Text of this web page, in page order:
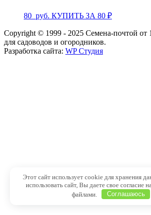
80 руб. КУПИТЬ ЗА 80 ₽
Copyright © 1999 - 2025 Семена-почтой от
для садоводов и огородников.
Разработка сайта: WP Студия
Этот сайт использует cookie для хранения
использовать сайт, Вы даете свое согласие
файлами.
Соглашаюсь